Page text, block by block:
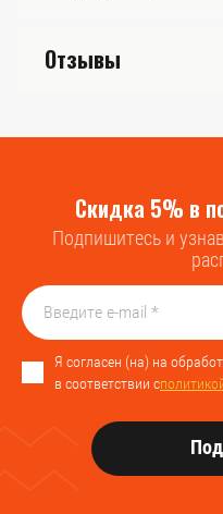
Отзывы
Скидка 5% в
Подпишитесь и
Я согласен (на) на
в соответствии с